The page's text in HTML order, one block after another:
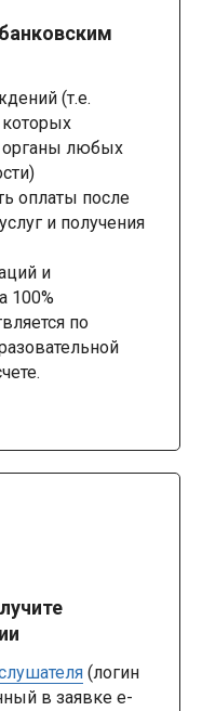
(т.е.
которых
органы любых
оплаты после
и получения
и
100%
по
(логин
в заявке e-